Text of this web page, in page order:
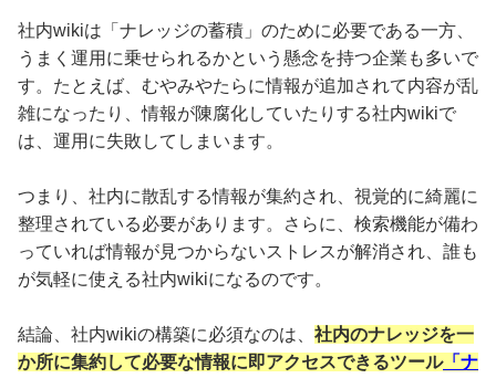
社内wikiは「ナレッジの蓄積」のために必要である一方、
うまく運用に乗せられるかという懸念を持つ企業も多いで
す。たとえば、むやみやたらに情報が追加されて内容が乱
雑になったり、情報が陳腐化していたりする社内wikiで
は、運用に失敗してしまいます。
つまり、社内に散乱する情報が集約され、視覚的に綺麗に
整理されている必要があります。さらに、検索機能が備わ
っていれば情報が見つからないストレスが解消され、誰も
が気軽に使える社内wikiになるのです。
結論、社内wikiの構築に必須なのは、 社内のナレッジを一
か所に集約して必要な情報に即アクセスできるツール「ナ